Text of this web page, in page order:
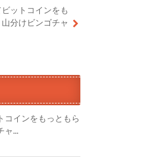
ットコインをも
分けビンゴチャ
コインをもっともら
ャ...